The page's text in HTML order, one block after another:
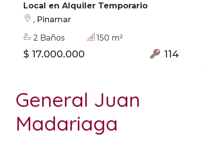
Local en Alquiler Temporario
, Pinamar
2 Baños
150 m²
$ 17.000.000 114
General Juan
Madariaga